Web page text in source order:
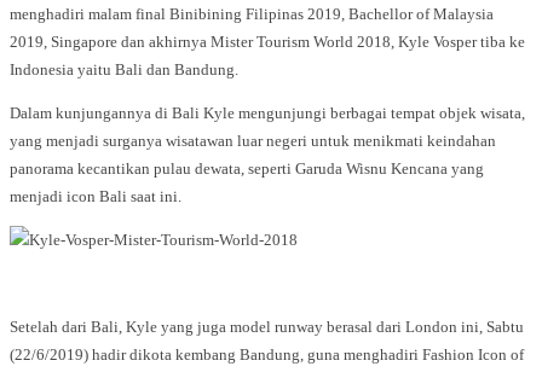
menghadiri malam final Binibining Filipinas 2019, Bachellor of Malaysia
2019, Singapore dan akhirnya Mister Tourism World 2018, Kyle Vosper tiba ke
Indonesia yaitu Bali dan Bandung.
Dalam kunjungannya di Bali Kyle mengunjungi berbagai tempat objek wisata,
yang menjadi surganya wisatawan luar negeri untuk menikmati keindahan
panorama kecantikan pulau dewata, seperti Garuda Wisnu Kencana yang
menjadi icon Bali saat ini.
Setelah dari Bali, Kyle yang juga model runway berasal dari London ini, Sabtu
(22/6/2019) hadir dikota kembang Bandung, guna menghadiri Fashion Icon of